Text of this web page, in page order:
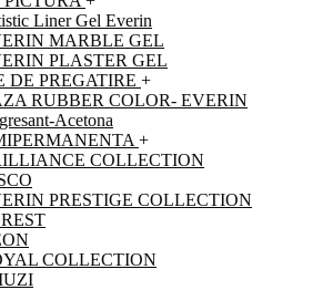
Liner Gel Everin
MARBLE GEL
PLASTER GEL
DE PREGATIRE +
RUBBER COLOR- EVERIN
Acetona
+
COLLECTION
PRESTIGE COLLECTION
COLLECTION